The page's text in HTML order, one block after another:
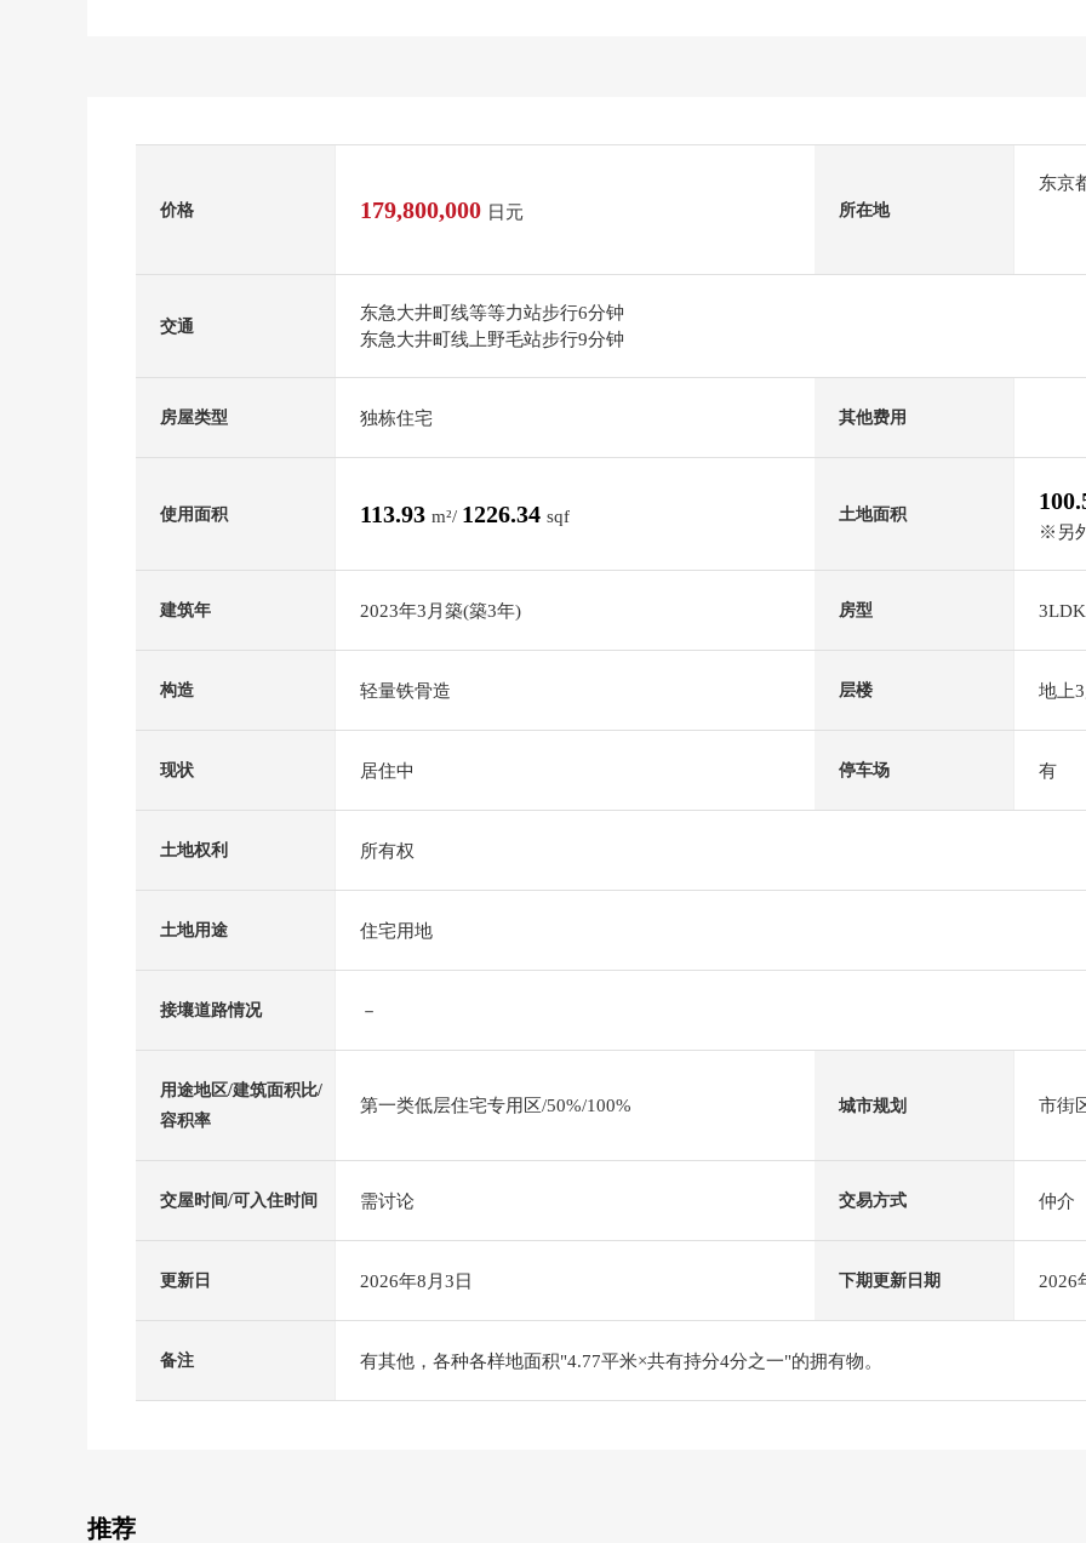
价格 179,800,000 日元 所在地
东京
交通
东急大井町线等等力站步行6分钟
东急大井町线上野毛站步行9分钟
房屋类型 独栋住宅 其他费用
使用面积 113.93 m²/ 1226.34 sqf 土地面积
※另
建筑年 2023年3月築(築3年) 房型 3LDK
构造 轻量铁骨造 层楼 地上
现状 居住中 停车场 有
土地权利 所有权
土地用途 住宅用地
接壤道路情况 －
用途地区/建筑面积比/
容积率
第一类低层住宅专用区/50%/100% 城市规划 市街
交屋时间/可入住时间 需讨论 交易方式 仲介
更新日 2026年8月3日 下期更新日期 2026
备注 有其他，各种各样地面积"4.77平米×共有持分4分之一"的拥有物。
推荐